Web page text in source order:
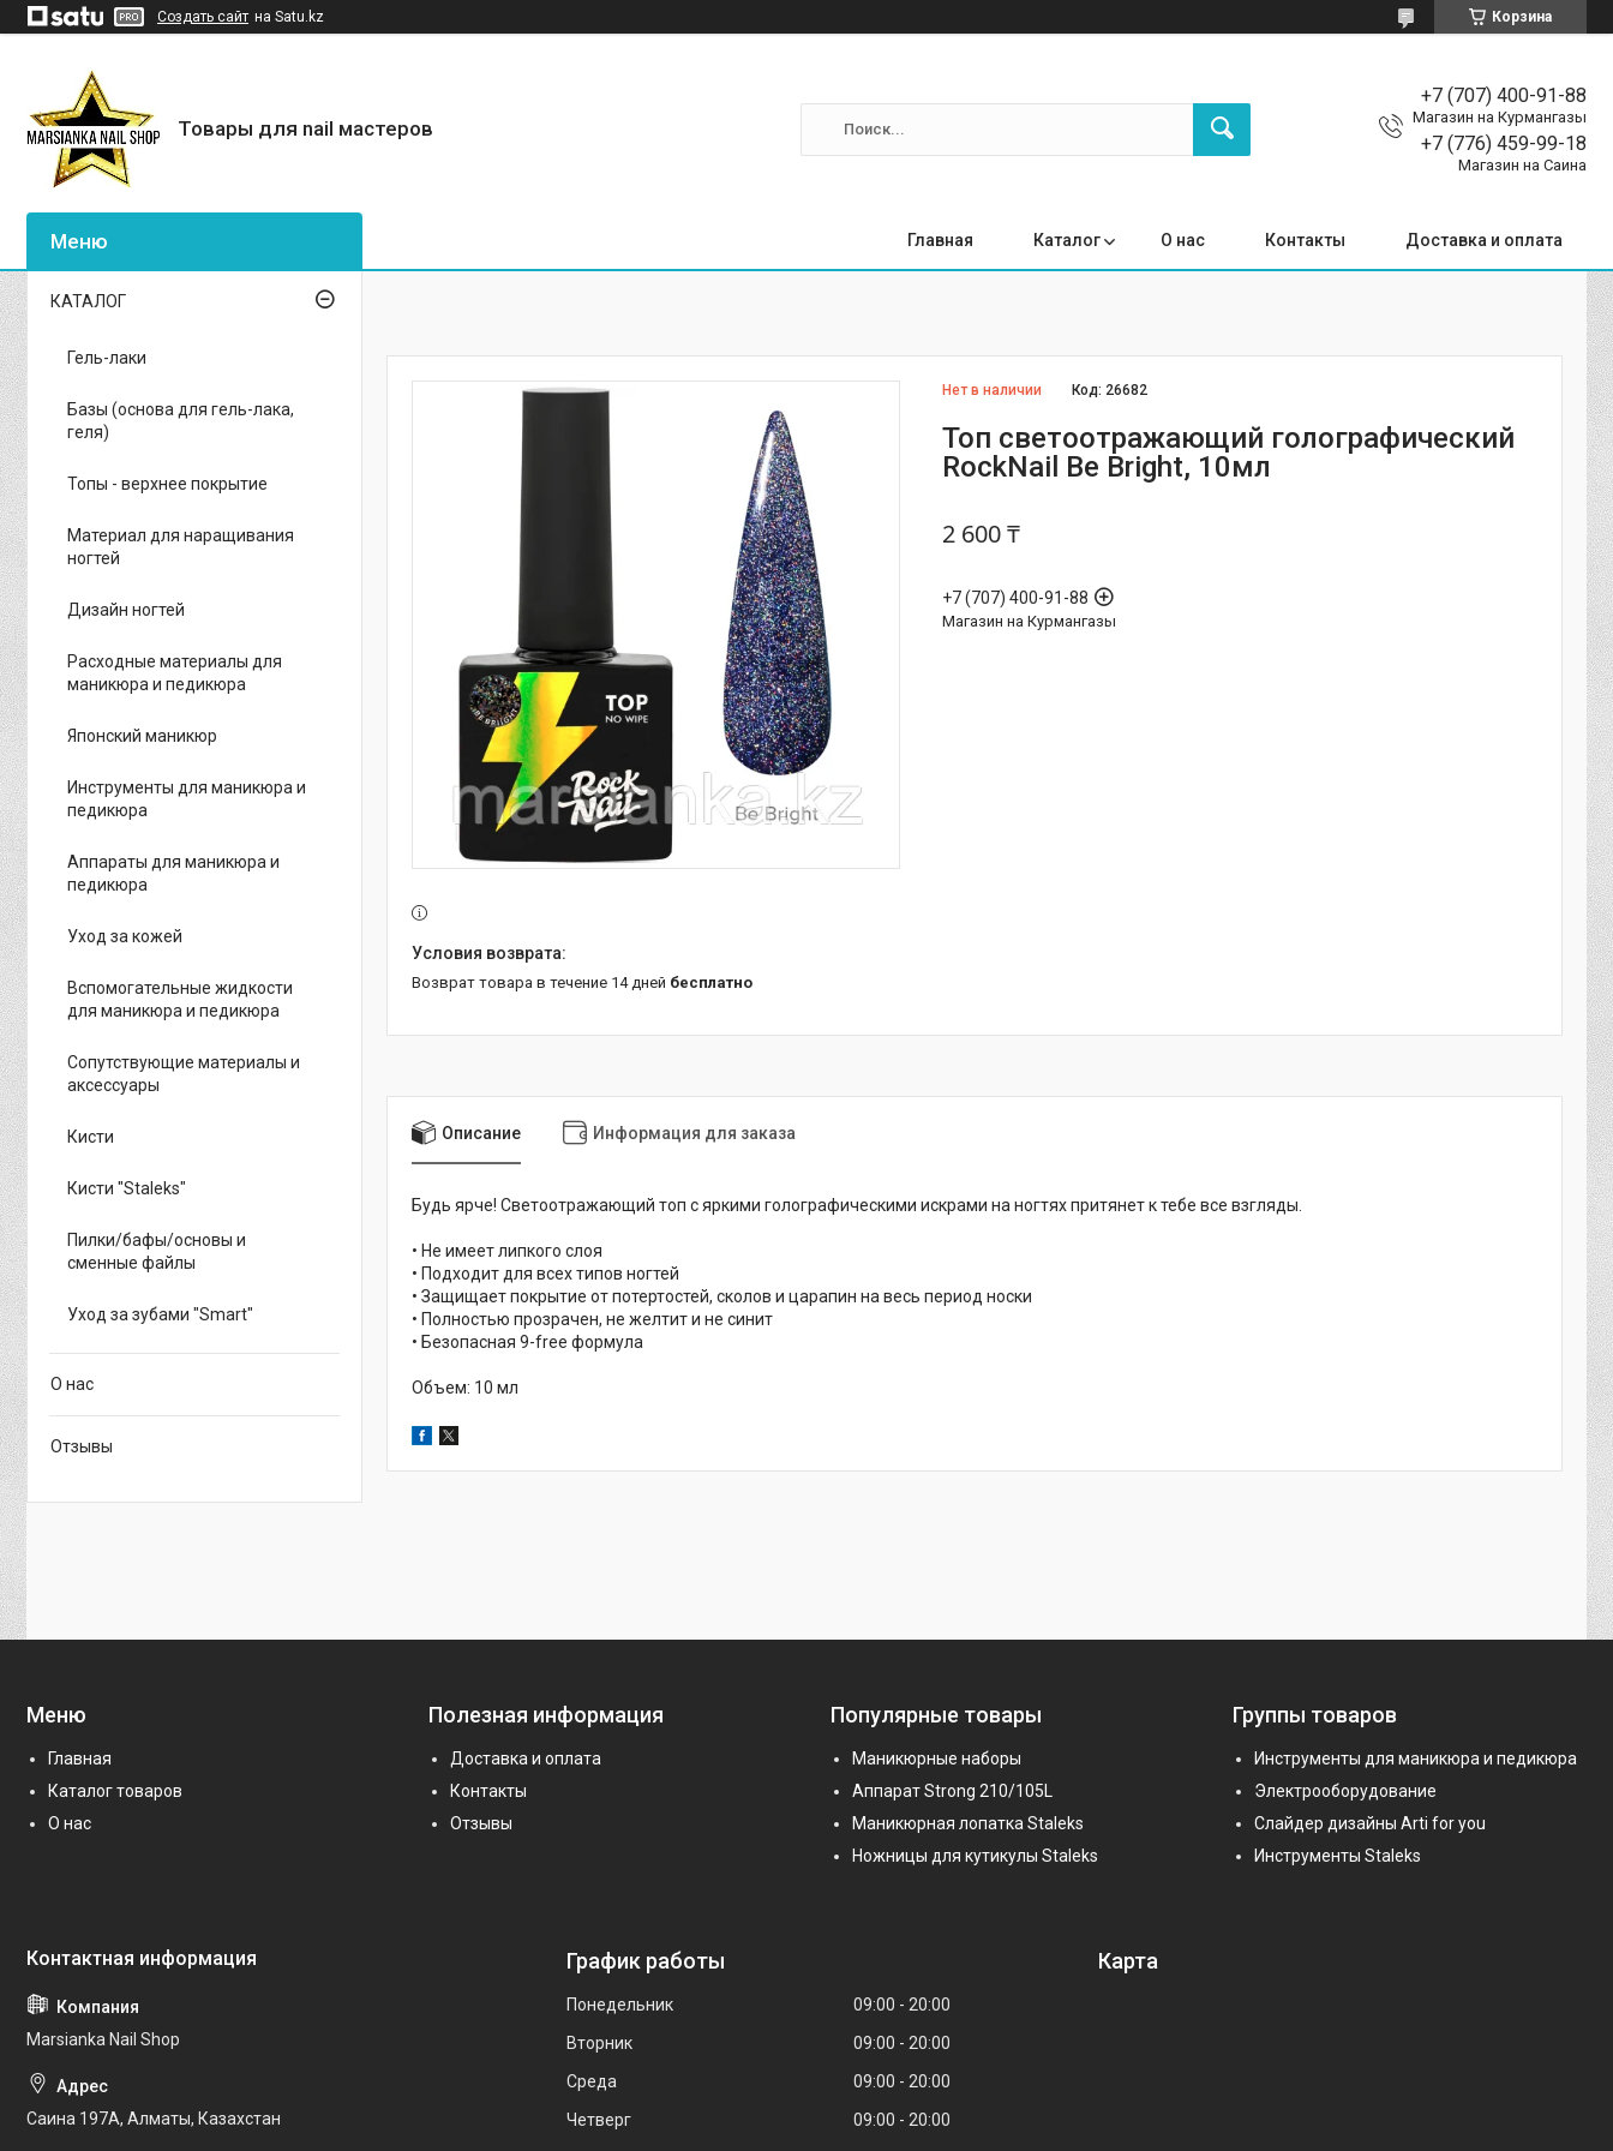
Создать сайт на Satu.kz Корзина
Товары для nail мастеров
+7 (707) 400-91-88
Магазин на Курмангазы
+7 (776) 459-99-18
Магазин на Саина
Главная Каталог О нас Контакты Доставка и оплата
Нет в наличии Код: 26682
Топ светоотражающий голографический
RockNail Be Bright, 10мл
2 600 ₸
+7 (707) 400-91-88
Магазин на Курмангазы
возврат товара в течение 14 дней бесплатно
Описание Информация для заказа
Будь ярче! Светоотражающий топ с яркими голографическими искрами на ногтях притянет к тебе все взгляды.
• Не имеет липкого слоя
• Подходит для всех типов ногтей
• Защищает покрытие от потертостей, сколов и царапин на весь период носки
• Полностью прозрачен, не желтит и не синит
• Безопасная 9-free формула
Объем: 10 мл
КАТАЛОГ
Гель-лаки
Базы (основа для гель-лака,
геля)
Топы - верхнее покрытие
Материал для наращивания
ногтей
Дизайн ногтей
Расходные материалы для
маникюра и педикюра
Японский маникюр
Инструменты для маникюра и
педикюра
Аппараты для маникюра и
педикюра
Уход за кожей
Вспомогательные жидкости
для маникюра и педикюра
Сопутствующие материалы и
аксессуары
Кисти
Кисти "Staleks"
Пилки/бафы/основы и
сменные файлы
Уход за зубами "Smart"
О нас
Отзывы
Меню
Главная
Каталог товаров
О нас
Полезная информация
Доставка и оплата
Контакты
Отзывы
Популярные товары
Маникюрные наборы
Аппарат Strong 210/105L
Маникюрная лопатка Staleks
Ножницы для кутикулы Staleks
Группы товаров
Инструменты для маникюра и педикюра
Электрооборудование
Слайдер дизайны Arti for you
Инструменты Staleks
Marsianka Nail Shop
Саина 197А, Алматы, Казахстан
График работы
Понедельник 09:00
20:00
Вторник
09:00
20:00
Среда
09:00
20:00
Четверг
09:00
20:00
Карта